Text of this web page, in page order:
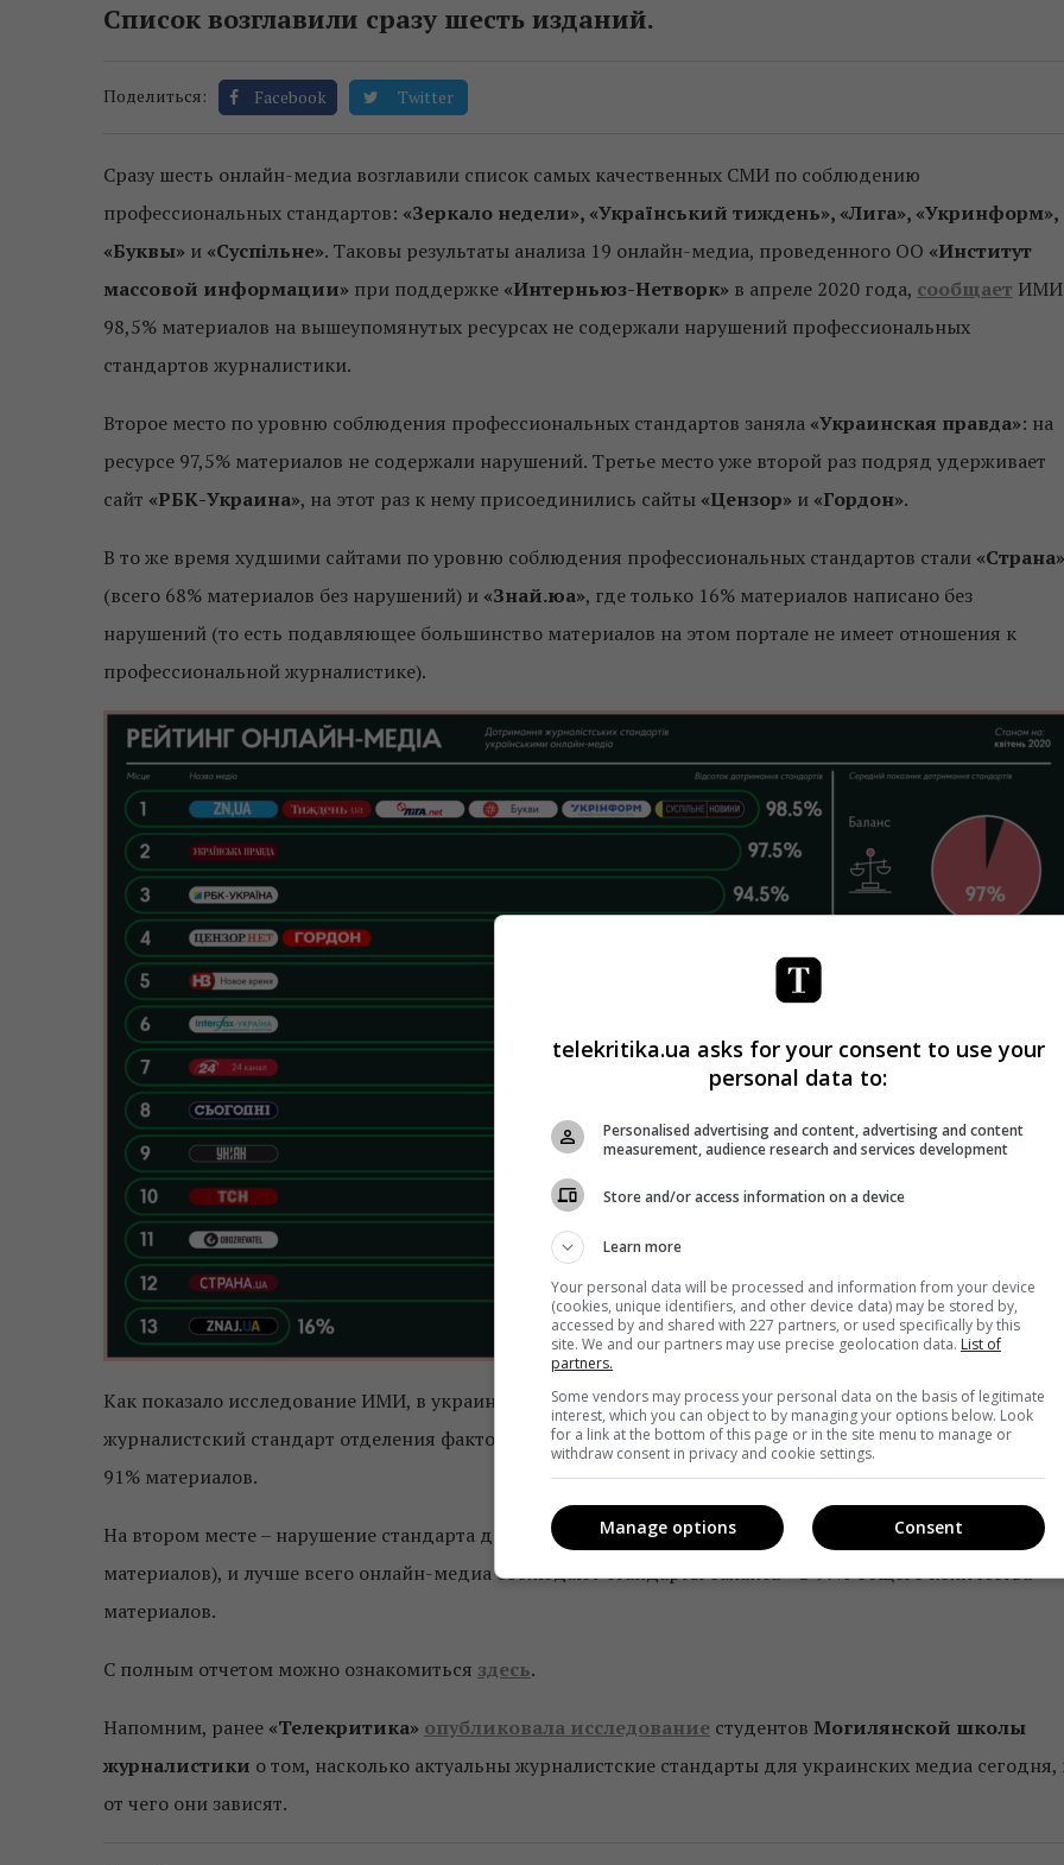
Список возглавили сразу шесть изданий.
Поделиться: Facebook Twitter
Сразу шесть онлайн-медиа возглавили список самых качественных СМИ по соблюдению
профессиональных стандартов: «Зеркало недели», «Український тиждень», «Лига», «Укринформ»,
«Буквы» и «Суспільне». Таковы результаты анализа 19 онлайн-медиа, проведенного ОО «Институт
массовой информации» при поддержке «Интерньюз-Нетворк» в апреле 2020 года, сообщает
98,5% материалов на вышеупомянутых ресурсах не содержали нарушений профессиональных
стандартов журналистики.
Второе место по уровню соблюдения профессиональных стандартов заняла «Украинская правда»: на
ресурсе 97,5% материалов не содержали нарушений. Третье место уже второй раз подряд удерживает
сайт «РБК-Украина», на этот раз к нему присоединились сайты «Цензор» и «Гордон».
В то же время худшими сайтами по уровню соблюдения профессиональных стандартов стали «Страна»
(всего 68% материалов без нарушений) и «Знай.юа», где только 16% материалов написано без
нарушений (то есть подавляющее большинство материалов на этом портале не имеет отношения к
профессиональной журналистике).
Как показало исследование ИМИ, в украинских онлайн-медиа зачастую нарушается профессиональный
журналистский стандарт отделения фактов от комментариев. В среднем этот стандарт был соблюден в
91% материалов.
На втором месте – нарушение стандарта достоверности (он был соблюден в 94,5% общего количества
материалов), и лучше всего онлайн-медиа соблюдают стандарты баланса – в 97% общего количества
материалов.
С полным отчетом можно ознакомиться здесь.
Напомним, ранее «Телекритика» опубликовала исследование студентов Могилянской школы
журналистики о том, насколько актуальны журналистские стандарты для украинских медиа сегодня,
от чего они зависят.
telekritika.ua asks for your consent to use your
personal data to:
Personalised advertising and content, advertising and content
measurement, audience research and services development
Store and/or access information on a device
Learn more
Your personal data will be processed and information from your device
(cookies, unique identifiers, and other device data) may be stored by,
accessed by and shared with 227 partners, or used specifically by this
site. We and our partners may use precise geolocation data. List of
partners.
Some vendors may process your personal data on the basis of legitimate
interest, which you can object to by managing your options below. Look
for a link at the bottom of this page or in the site menu to manage or
withdraw consent in privacy and cookie settings.
Consent
Manage options